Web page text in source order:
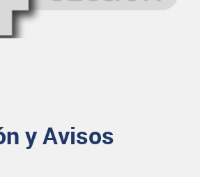
y Avisos